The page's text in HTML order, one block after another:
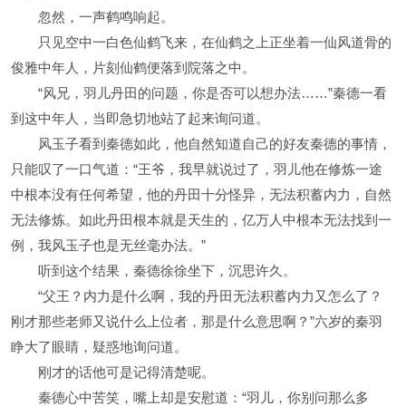
忽然，一声鹤鸣响起。
只见空中一白色仙鹤飞来，在仙鹤之上正坐着一仙风道骨的
俊雅中年人，片刻仙鹤便落到院落之中。
“风兄，羽儿丹田的问题，你是否可以想办法……”秦德一看
到这中年人，当即急切地站了起来询问道。
风玉子看到秦德如此，他自然知道自己的好友秦德的事情，
只能叹了一口气道：“王爷，我早就说过了，羽儿他在修炼一途
中根本没有任何希望，他的丹田十分怪异，无法积蓄内力，自然
无法修炼。如此丹田根本就是天生的，亿万人中根本无法找到一
例，我风玉子也是无丝毫办法。”
听到这个结果，秦德徐徐坐下，沉思许久。
“父王？内力是什么啊，我的丹田无法积蓄内力又怎么了？
刚才那些老师又说什么上位者，那是什么意思啊？”六岁的秦羽
睁大了眼睛，疑惑地询问道。
刚才的话他可是记得清楚呢。
秦德心中苦笑，嘴上却是安慰道：“羽儿，你别问那么多